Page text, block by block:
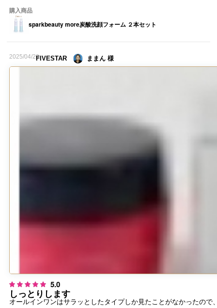
購入商品
sparkbeauty more炭酸洗顔フォーム ２本セット
2025/04/20FIVESTAR ままん 様
5.0
しっとりします
オールインワンはサラッとしたタイプしか見たことがなかったの